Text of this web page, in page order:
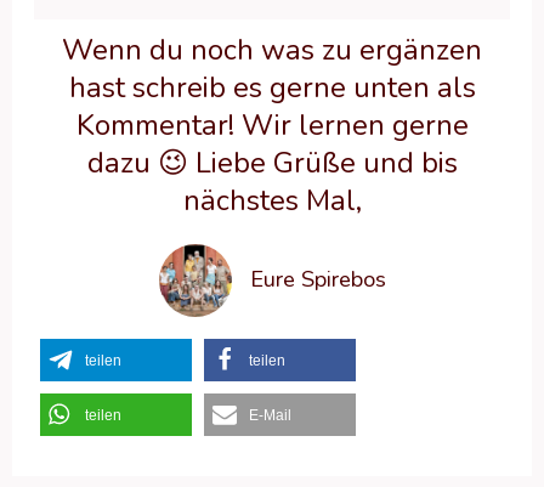
Wenn du noch was zu ergänzen
hast schreib es gerne unten als
Kommentar! Wir lernen gerne
dazu 😉 Liebe Grüße und bis
nächstes Mal,
Eure Spirebos
teilen teilen
teilen E-Mail